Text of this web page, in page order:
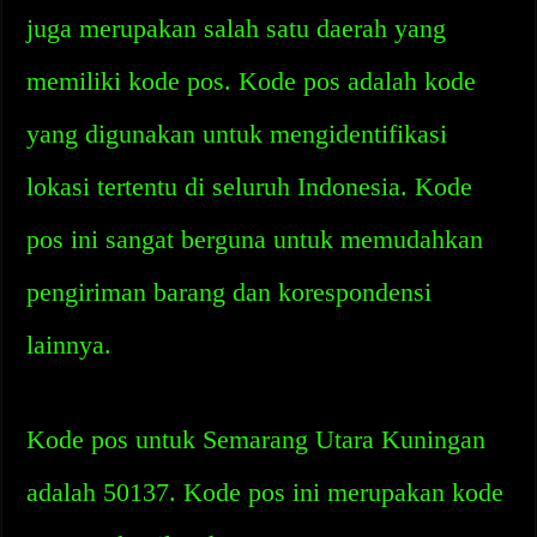
juga merupakan salah satu daerah yang
memiliki kode pos. Kode pos adalah kode
yang digunakan untuk mengidentifikasi
lokasi tertentu di seluruh Indonesia. Kode
pos ini sangat berguna untuk memudahkan
pengiriman barang dan korespondensi
lainnya.
Kode pos untuk Semarang Utara Kuningan
adalah 50137. Kode pos ini merupakan kode